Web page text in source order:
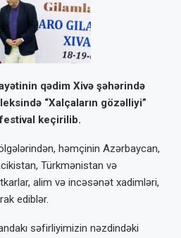
qədim Xivə şəhərində
“Xalçaların gözəlliyi”
keçirilib.
həmçinin Azərbaycan,
Türkmənistan və
alim və incəsənət xadimləri,
ediblər.
səfirliyimizin nəzdindəki